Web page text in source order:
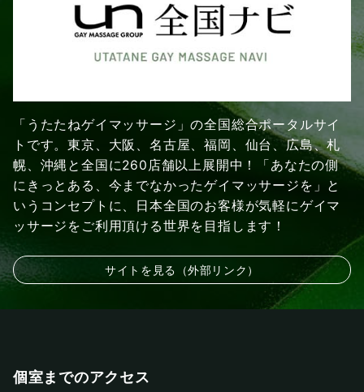
「うたたねゲイマッサージ」の全国総合ポータルサイ
トです。東京、大阪、名古屋、福岡、仙台、広島、札
幌、沖縄と全国に260店舗以上展開中！「あなたの側
にきっとある、今までなかったゲイマッサージを」と
いうコンセプトに、日本全国のお客様が気軽にゲイマ
ッサージをご利用頂ける世界を目指します！
サイトを見る（外部リンク）
個室までのアクセス